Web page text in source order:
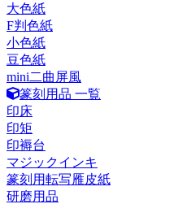
大色紙
F判色紙
小色紙
豆色紙
mini二曲屏風
篆刻用品 一覧
印床
印矩
印褥台
マジックインキ
篆刻用転写雁皮紙
研磨用品